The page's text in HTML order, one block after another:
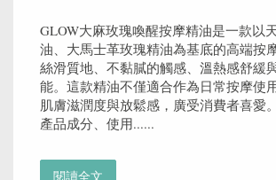
GLOW大麻玫瑰喚醒按摩精油是一款以
油、大馬士革玫瑰精油為基底的高端按
絲滑質地、不黏膩的觸感、溫熱感舒緩
能。這款精油不僅適合作為日常按摩使
肌膚滋潤度與放鬆感，廣受消費者喜愛
產品成分、使用......
閱讀全文